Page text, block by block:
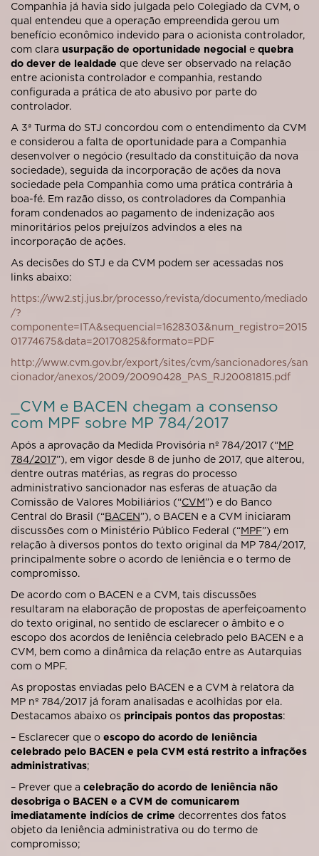
Companhia já havia sido julgada pelo Colegiado da CVM, o
qual entendeu que a operação empreendida gerou um
benefício econômico indevido para o acionista controlador,
com clara usurpação de oportunidade negocial e quebra
do dever de lealdade que deve ser observado na relação
entre acionista controlador e companhia, restando
configurada a prática de ato abusivo por parte do
controlador.
A 3ª Turma do STJ concordou com o entendimento da CVM
e considerou a falta de oportunidade para a Companhia
desenvolver o negócio (resultado da constituição da nova
sociedade), seguida da incorporação de ações da nova
sociedade pela Companhia como uma prática contrária à
boa-fé. Em razão disso, os controladores da Companhia
foram condenados ao pagamento de indenização aos
minoritários pelos prejuízos advindos a eles na
incorporação de ações.
As decisões do STJ e da CVM podem ser acessadas nos
links abaixo:
https://ww2.stj.jus.br/processo/revista/documento/mediado
/?
componente=ITA&sequencial=1628303&num_registro=2015
01774675&data=20170825&formato=PDF
http://www.cvm.gov.br/export/sites/cvm/sancionadores/san
cionador/anexos/2009/20090428_PAS_RJ20081815.pdf
_CVM e BACEN chegam a consenso
com MPF sobre MP 784/2017
Após a aprovação da Medida Provisória nº 784/2017 (“MP
784/2017”), em vigor desde 8 de junho de 2017, que alterou,
dentre outras matérias, as regras do processo
administrativo sancionador nas esferas de atuação da
Comissão de Valores Mobiliários (“CVM”) e do Banco
Central do Brasil (“BACEN”), o BACEN e a CVM iniciaram
discussões com o Ministério Público Federal (“MPF”) em
relação à diversos pontos do texto original da MP 784/2017,
principalmente sobre o acordo de leniência e o termo de
compromisso.
De acordo com o BACEN e a CVM, tais discussões
resultaram na elaboração de propostas de aperfeiçoamento
do texto original, no sentido de esclarecer o âmbito e o
escopo dos acordos de leniência celebrado pelo BACEN e a
CVM, bem como a dinâmica da relação entre as Autarquias
com o MPF.
As propostas enviadas pelo BACEN e a CVM à relatora da
MP nº 784/2017 já foram analisadas e acolhidas por ela.
Destacamos abaixo os principais pontos das propostas:
– Esclarecer que o escopo do acordo de leniência
celebrado pelo BACEN e pela CVM está restrito a infrações
administrativas;
– Prever que a celebração do acordo de leniência não
desobriga o BACEN e a CVM de comunicarem
imediatamente indícios de crime decorrentes dos fatos
objeto da leniência administrativa ou do termo de
compromisso;